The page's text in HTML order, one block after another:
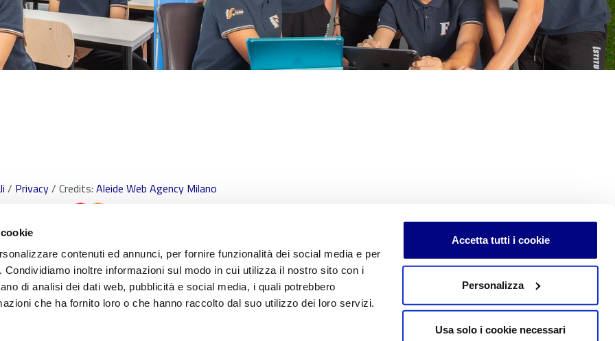
contenuti ed annunci, per fornire funzionalità dei social media e per
inoltre informazioni sul modo in cui utilizza il nostro sito con i
di analisi dei dati web, pubblicità e social media, i quali potrebbero
che ha fornito loro o che hanno raccolto dal suo utilizzo dei loro servizi.
Accetta tutti i cookie
Personalizza
Usa solo i cookie necessari
/ Privacy/ Credits: Aleide Web Agency Milano
e tutti contenuti e le procedure nonché le idee di realizzo di sistemi di procedimenti e di uso sono soggetti a copyright e alle forme di tutela
Paritaria S.Freud Srl. È vietata qualsiasi utilizzazione, totale o parziale, dei contenuti qui inseriti, inclusa la memorizzazione, riproduzione,